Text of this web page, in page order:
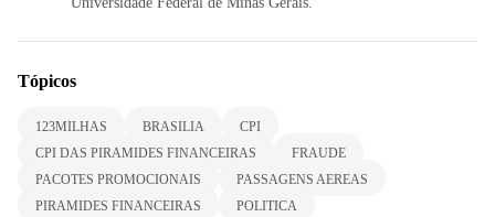
Tópicos
123MILHAS BRASILIA
CPI
CPI DAS PIRAMIDES FINANCEIRAS
FRAUDE
PACOTES PROMOCIONAIS
PASSAGENS AEREAS
PIRAMIDES FINANCEIRAS
POLITICA